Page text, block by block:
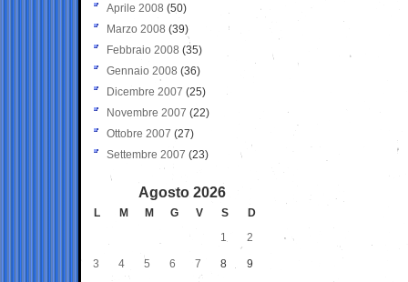
Aprile 2008 (50)
Marzo 2008 (39)
Febbraio 2008 (35)
Gennaio 2008 (36)
Dicembre 2007 (25)
Novembre 2007 (22)
Ottobre 2007 (27)
Settembre 2007 (23)
Agosto 2026
L M M G V S
D
1
2
3 4 5 6 7 8 9